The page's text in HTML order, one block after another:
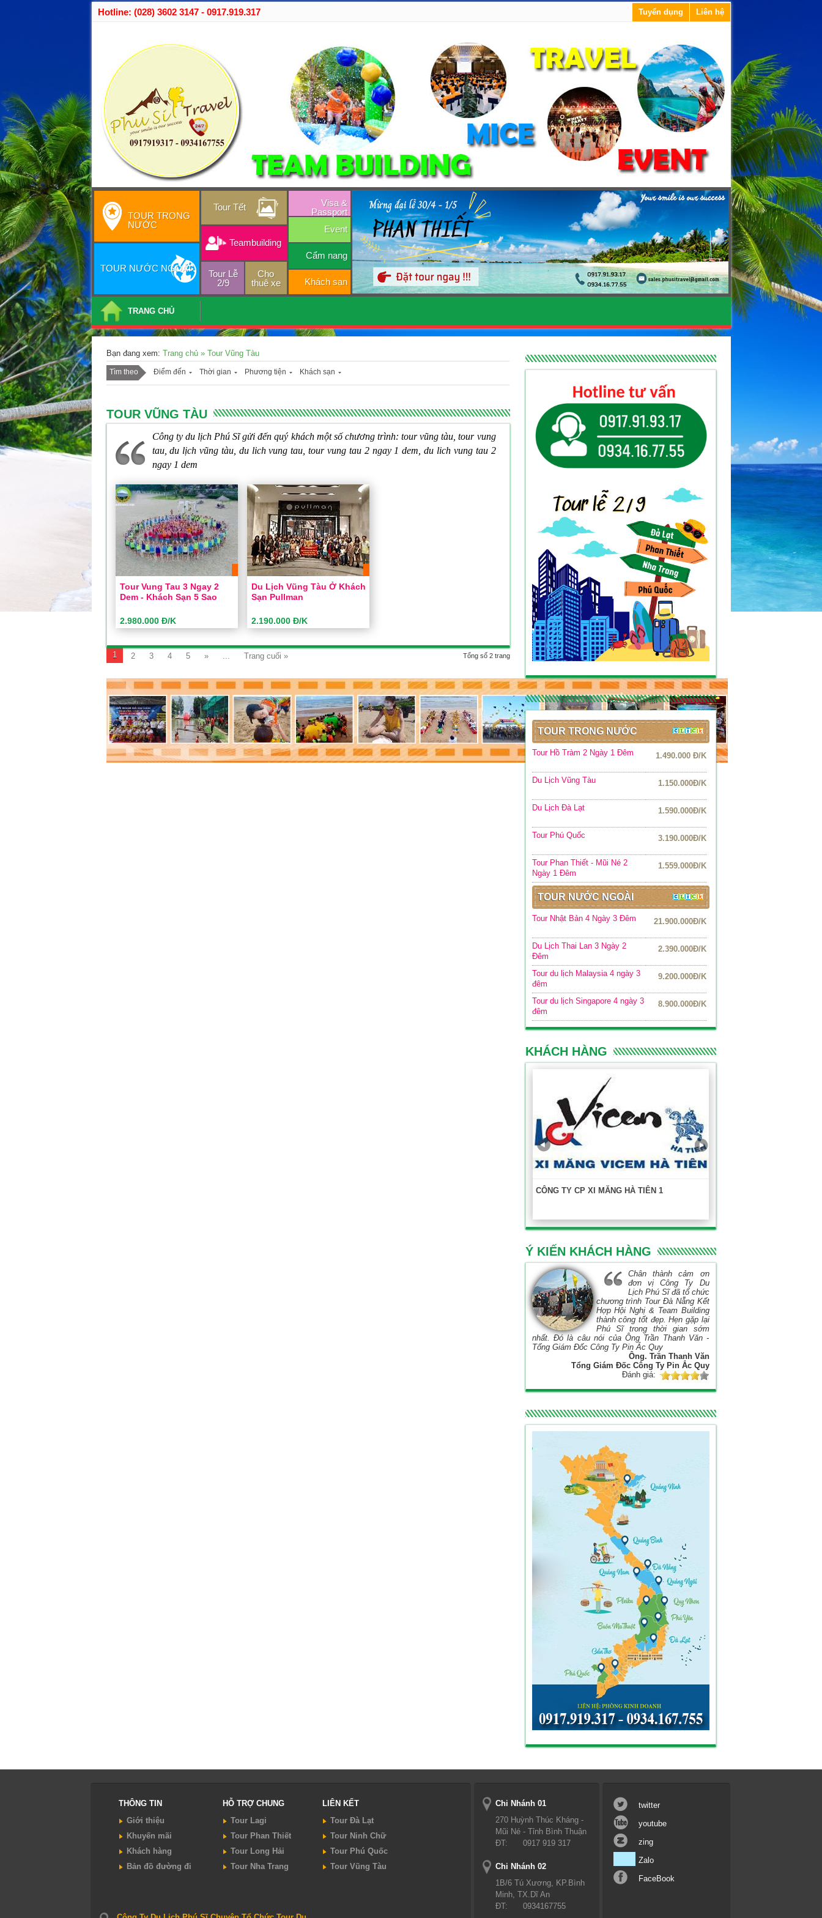
Hotline: (028) 3602 3147 - 0917.919.317 Tuyển dụng Liên hệ
TOUR TRONG
NƯỚC
TOUR NƯỚC NGOÀI
Tour Tết
Teambuilding
Tour Lễ
2/9
Cho
thuê xe
Visa &
Passport
Event
Cẩm nang
Khách sạn
TRANG CHỦ
Bạn đang xem: Trang chủ »Tour Vũng Tàu
Tìm theo Điểm đến Thời gian Phương tiện Khách sạn
TOUR VŨNG TÀU
Công ty du lịch Phú Sĩ gửi đến quý khách một số chương trình: tour vũng tàu, tour vung
tau, du lịch vũng tàu, du lich vung tau, tour vung tau 2 ngay 1 dem, du lich vung tau 2
ngay 1 dem
Tour Vung Tau 3 Ngay 2
Dem - Khách Sạn 5 Sao
2.980.000 Đ/K
- khách sạn 5 sao
Phương tiện: Ô tô
Khách sạn: 5 sao
Khởi hành: Sài Gòn
Giá: 2.980.000 Đ/K
ĐẶT TOUR Xem chi tiết
Du Lịch Vũng Tàu Ở Khách
Sạn Pullman
2.190.000 Đ/K
Sạn Pullman
Phương tiện: Ô tô
Khách sạn: 5 sao
Khởi hành: Sài Gòn
Giá: 2.190.000 Đ/K
ĐẶT TOUR Xem chi tiết
Tổng số 2 trang
1 2 3 4 5 » ... Trang cuối »
TOUR TRONG NƯỚC
Tour Hồ Tràm 2 Ngày 1 Đêm 1.490.000 Đ/K
Du Lịch Vũng Tàu 1.150.000Đ/K
Du Lịch Đà Lạt 1.590.000Đ/K
Tour Phú Quốc 3.190.000Đ/K
Tour Phan Thiết - Mũi Né 2
Ngày 1 Đêm
1.559.000Đ/K
TOUR NƯỚC NGOÀI
Tour Nhật Bản 4 Ngày 3 Đêm 21.900.000Đ/K
Du Lịch Thai Lan 3 Ngày 2
Đêm
2.390.000Đ/K
Tour du lịch Malaysia 4 ngày 3
đêm
9.200.000Đ/K
Tour du lịch Singapore 4 ngày 3
đêm
8.900.000Đ/K
KHÁCH HÀNG
CÔNG TY CP XI MĂNG HÀ TIÊN 1
Ý KIẾN KHÁCH HÀNG
Chân thành cảm ơn
đơn vị Công Ty Du
Lịch Phú Sĩ đã tổ chức
chương trình Tour Đà Nẵng Kết
Hợp Hội Nghị & Team Building
thành công tốt đẹp. Hẹn gặp lại
Phú Sĩ trong thời gian sớm
nhất. Đó là câu nói của Ông Trần Thanh Văn -
Tổng Giám Đốc Công Ty Pin Ắc Quy
Ông. Trần Thanh Văn
Tổng Giám Đốc Công Ty Pin Ắc Quy
Đánh giá:
THÔNG TIN
Giới thiệu
Khuyến mãi
Khách hàng
Bản đồ đường đi
HỖ TRỢ CHUNG
Tour Lagi
Tour Phan Thiết
Tour Long Hải
Tour Nha Trang
LIÊN KẾT
Tour Đà Lạt
Tour Ninh Chữ
Tour Phú Quốc
Tour Vũng Tàu
Chi Nhánh 01
270 Huỳnh Thúc Kháng -
Mũi Né - Tỉnh Bình Thuận
ĐT:
0917 919 317
Chi Nhánh 02
1B/6 Tú Xương, KP.Bình
Minh, TX.Dĩ An
ĐT:
0934167755
twitter
youtube
zing
Zalo
FaceBook